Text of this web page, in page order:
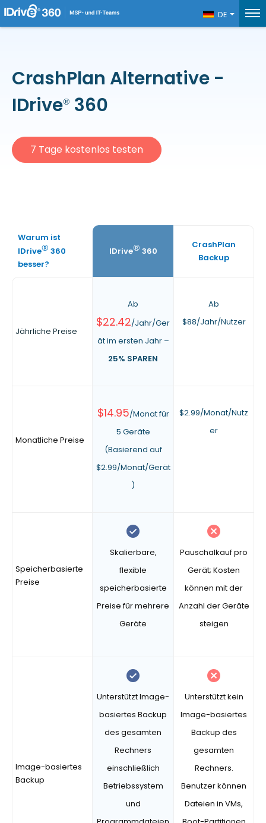
DE
CrashPlan Alternative -
IDrive® 360
7 Tage kostenlos testen
Warum ist
IDrive® 360
besser?
IDrive® 360
CrashPlan
Backup
Jährliche Preise
Ab
$22.42/Jahr/Ger
ät im ersten Jahr –
25% SPAREN
Ab
$88/Jahr/Nutzer
Monatliche Preise
$14.95/Monat für
5 Geräte
(Basierend auf
$2.99/Monat/Gerät
)
$2.99/Monat/Nutz
er
Speicherbasierte
Preise
Skalierbare,
flexible
speicherbasierte
Preise für mehrere
Geräte
Pauschalkauf pro
Gerät; Kosten
können mit der
Anzahl der Geräte
steigen
Image-basiertes
Backup
Unterstützt Image-
basiertes Backup
des gesamten
Rechners
einschließlich
Betriebssystem
und
Unterstützt kein
Image-basiertes
Backup des
gesamten
Rechners.
Benutzer können
Dateien in VMs,